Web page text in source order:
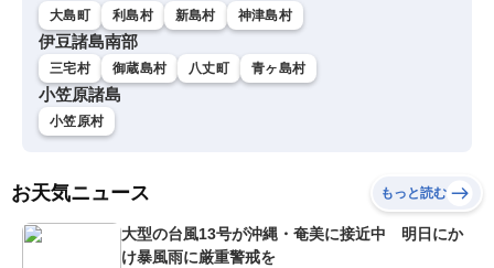
大島町 利島村 新島村 神津島村
伊豆諸島南部
三宅村 御蔵島村 八丈町 青ヶ島村
小笠原諸島
小笠原村
お天気ニュース もっと読む
大型の台風13号が沖縄・奄美に接近中 明日にか
け暴風雨に厳重警戒を